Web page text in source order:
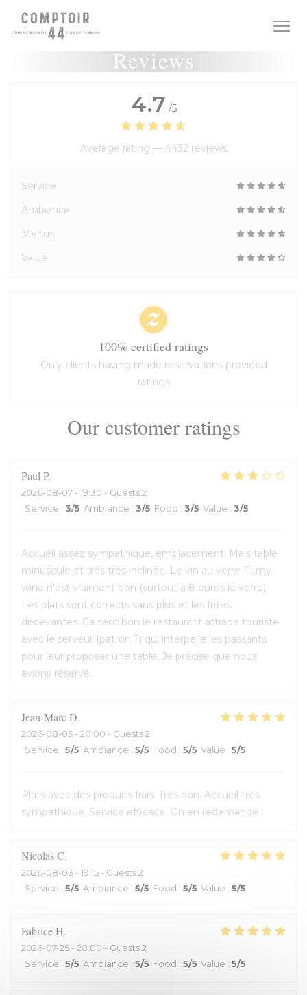
Personalizing your cookie choices
Reviews
Our customer ratings
Paul P
2026-08-07 - 19:30 - Guests 2
Service : 3/5 Ambiance : 3/5 Food : 3/5 Value : 3/5
Accueil assez sympathique, emplacement. Mais table
minuscule et très très inclinée. Le vin au verre F...my
wine n'est vraiment bon (surtout à 8 euros le verre).
Les plats sont corrects sans plus et les frites
décevantes. Ça sent bon le restaurant attrape touriste
avec le serveur (patron ?) qui interpelle les passants
pour leur proposer une table. Je précise que nous
avions réservé.
Jean-MarcD
2026-08-05 - 20:00 - Guests 2
Service : 5/5 Ambiance : 5/5 Food : 5/5 Value : 5/5
Plats avec des produits frais. Très bon. Accueil très
sympathique. Service efficace. On en redemande !
NicolasC
2026-08-03 - 19:15 - Guests 2
Service : 5/5 Ambiance : 5/5 Food : 5/5 Value : 5/5
FabriceH
2026-07-25 - 20:00 - Guests 2
Service : 5/5 Ambiance : 5/5 Food : 5/5 Value : 5/5
4.7 /5
Average rating — 4432 reviews
Service
Ambiance
Menus
Value
100% certified ratings
Only clients having made reservations provided
ratings